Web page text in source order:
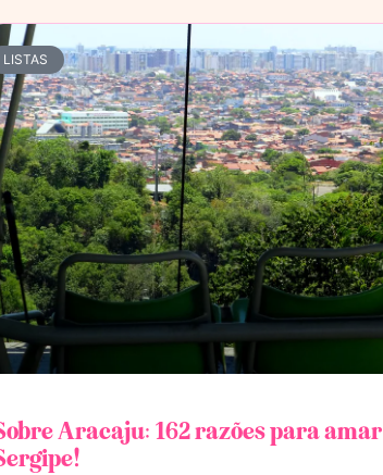
LISTAS
Aracaju: 162 razões para amar